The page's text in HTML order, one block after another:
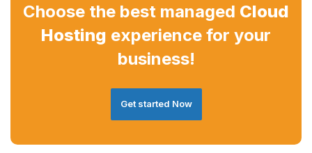
Choose the best managed Cloud
Hosting experience for your
business!
Get started Now